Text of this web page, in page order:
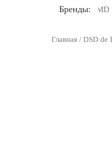
Бренды:
BOSLEY MD
Главная / DSD de